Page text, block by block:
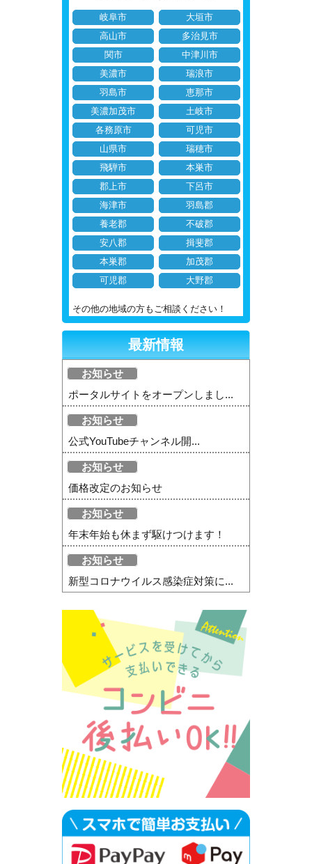
岐阜市
大垣市
高山市
多治見市
関市
中津川市
美濃市
瑞浪市
羽島市
恵那市
美濃加茂市
土岐市
各務原市
可児市
山県市
瑞穂市
飛騨市
本巣市
郡上市
下呂市
海津市
羽島郡
養老郡
不破郡
安八郡
揖斐郡
本巣郡
加茂郡
可児郡
大野郡
その他の地域の方もご相談ください！
最新情報
お知らせ
ポータルサイトをオープンしまし...
お知らせ
公式YouTubeチャンネル開...
お知らせ
価格改定のお知らせ
お知らせ
年末年始も休まず駆けつけます！
お知らせ
新型コロナウイルス感染症対策に...